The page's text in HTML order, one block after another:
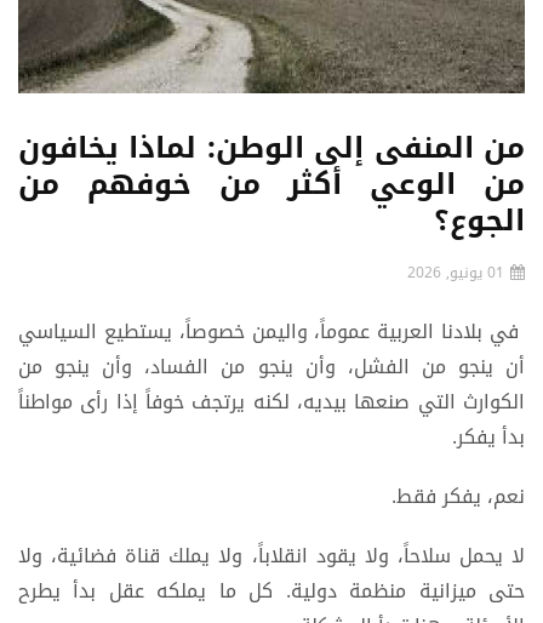
من المنفى إلى الوطن: لماذا يخافون
من الوعي أكثر من خوفهم من
الجوع؟
01 يونيو, 2026
في بلادنا العربية عموماً، واليمن خصوصاً، يستطيع السياسي
أن ينجو من الفشل، وأن ينجو من الفساد، وأن ينجو من
الكوارث التي صنعها بيديه، لكنه يرتجف خوفاً إذا رأى مواطناً
بدأ يفكر.
نعم، يفكر فقط.
لا يحمل سلاحاً، ولا يقود انقلاباً، ولا يملك قناة فضائية، ولا
حتى ميزانية منظمة دولية. كل ما يملكه عقل بدأ يطرح